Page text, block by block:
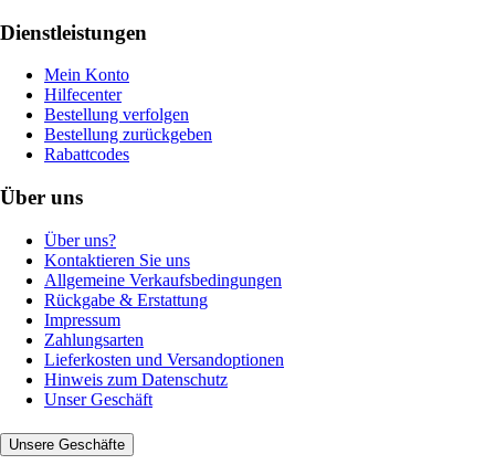
Dienstleistungen
Mein Konto
Hilfecenter
Bestellung verfolgen
Bestellung zurückgeben
Rabattcodes
Über uns
Über uns?
Kontaktieren Sie uns
Allgemeine Verkaufsbedingungen
Rückgabe & Erstattung
Impressum
Zahlungsarten
Lieferkosten und Versandoptionen
Hinweis zum Datenschutz
Unser Geschäft
Unsere Geschäfte